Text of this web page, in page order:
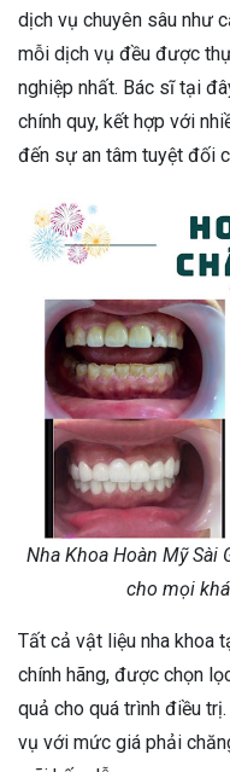
dịch vụ chuyên sâu như
mỗi dịch vụ đều được
nghiệp nhất. Bác sĩ tại
chính quy, kết hợp với
đến sự an tâm tuyệt đối
Nha Khoa Hoàn Mỹ
cho mọi
Tất cả vật liệu nha khoa
chính hãng, được chọn
quả cho quá trình điều
vụ với mức giá phải